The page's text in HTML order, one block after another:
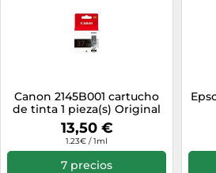
Canon 2145B001 cartucho
de tinta 1 pieza(s) Original
Negro
13,50 €
1.23€ / 1ml
7 precios